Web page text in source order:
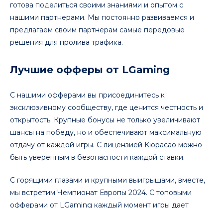
готова поделиться своими знаниями и опытом с
нашими партнерами. Мы постоянно развиваемся и
предлагаем своим партнерам самые передовые
решения для пролива трафика.
Лучшие офферы от LGaming
С нашими офферами вы присоединитесь к
эксклюзивному сообществу, где ценится честность и
открытость. Крупные бонусы не только увеличивают
шансы на победу, но и обеспечивают максимальную
отдачу от каждой игры. С лицензией Кюрасао можно
быть уверенным в безопасности каждой ставки.
С горящими глазами и крупными выигрышами, вместе,
мы встретим Чемпионат Европы 2024. С топовыми
офферами от LGaming каждый момент игры дает